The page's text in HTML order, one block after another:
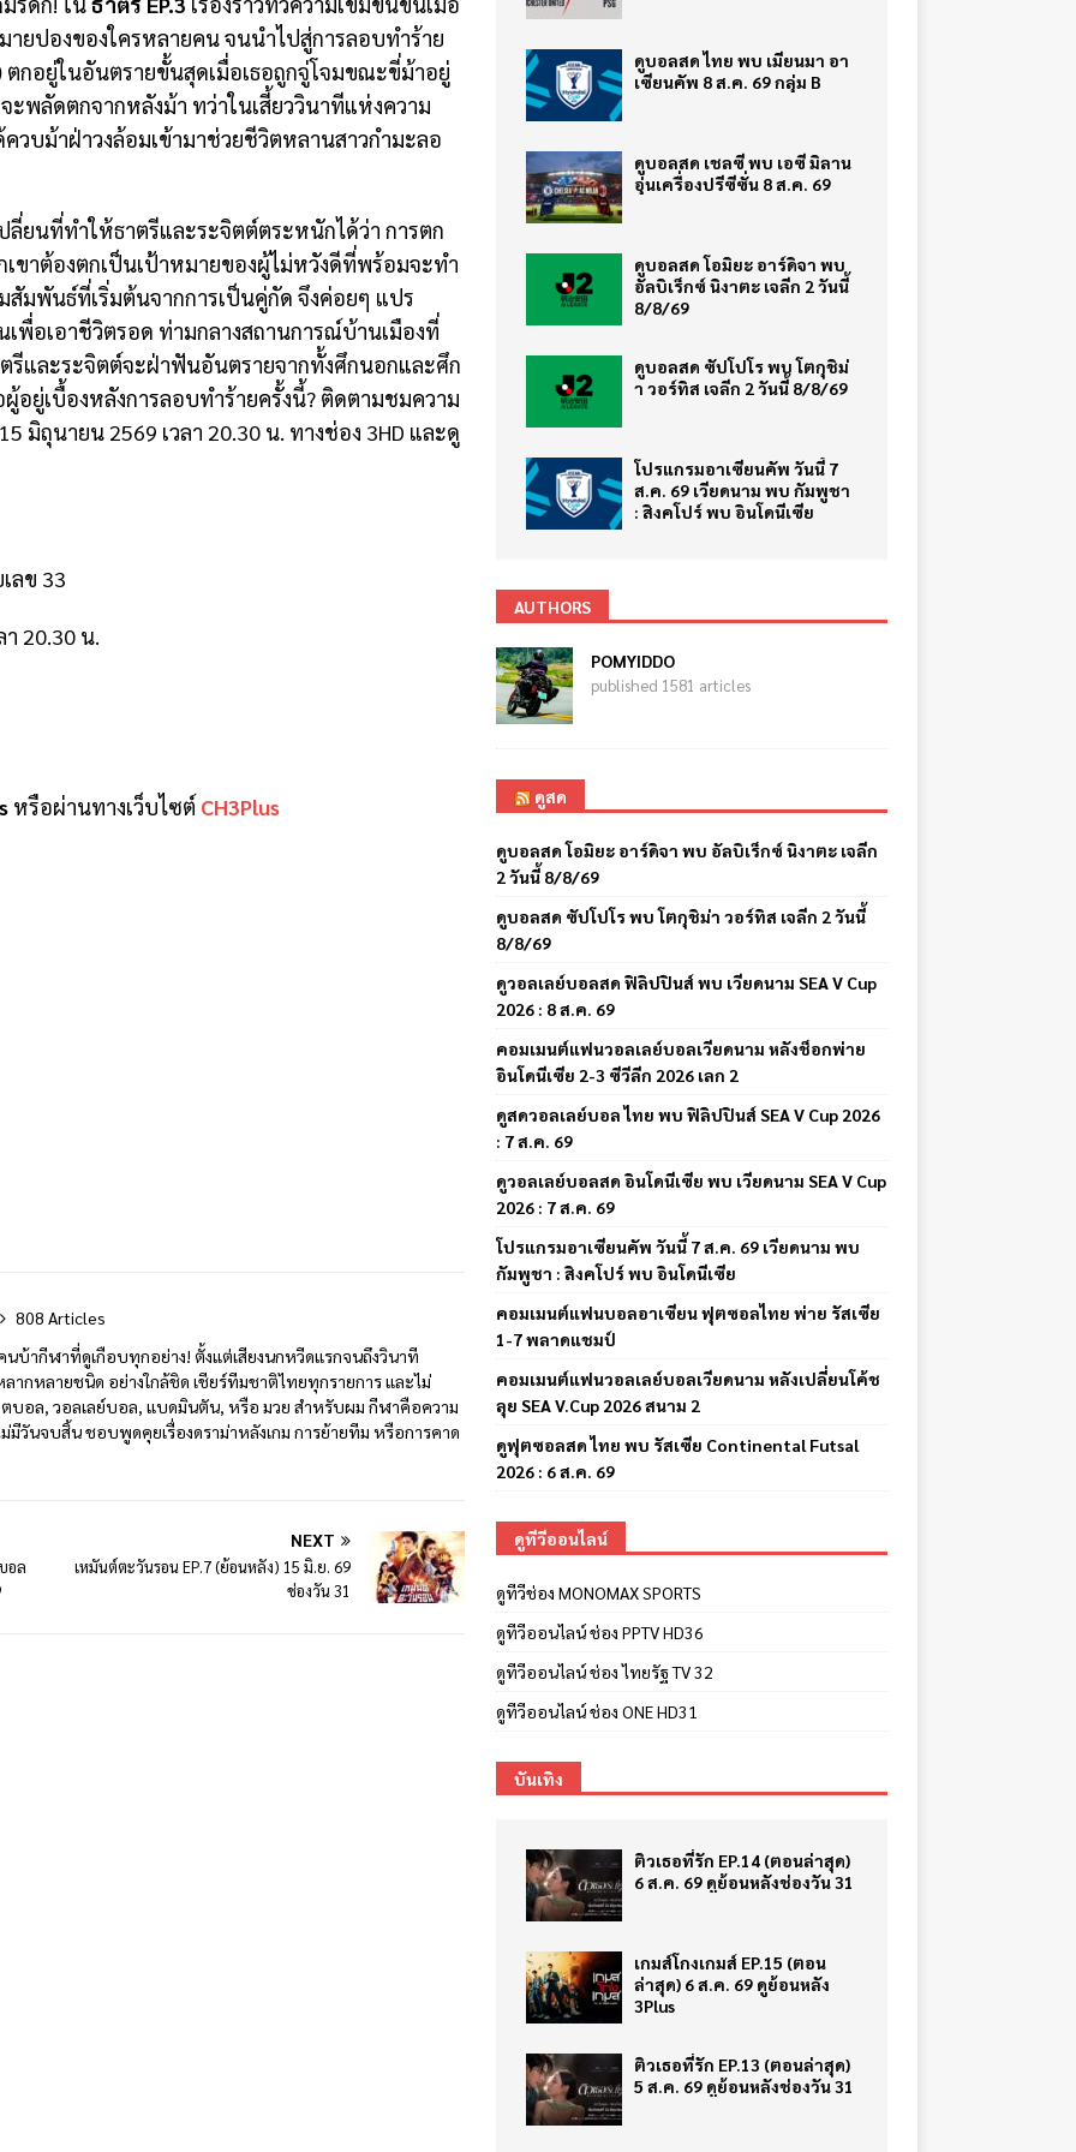
ยปองของใครหลายคน จนนำไปสู่การลอบทำร้าย
ตกอยู่ในอันตรายขั้นสุดเมื่อเธอถูกจู่โจมขณะขี่ม้าอยู่
ะพลัดตกจากหลังม้า ทว่าในเสี้ยววินาทีแห่งความ
วบม้าฝ่าวงล้อมเข้ามาช่วยชีวิตหลานสาวกำมะลอ
ยนที่ทำให้ธาตรีและระจิตต์ตระหนักได้ว่า การตก
ขาต้องตกเป็นเป้าหมายของผู้ไม่หวังดีที่พร้อมจะทำ
มพันธ์ที่เริ่มต้นจากการเป็นคู่กัด จึงค่อยๆ แปร
พื่อเอาชีวิตรอด ท่ามกลางสถานการณ์บ้านเมืองที่
รีและระจิตต์จะฝ่าฟันอันตรายจากทั้งศึกนอกและศึก
อยู่เบื้องหลังการลอบทำร้ายครั้งนี้? ติดตามชมความ
มิถุนายน 2569 เวลา 20.30 น. ทางช่อง 3HD และดู
ลข 33
20.30 น.
หรือผ่านทางเว็บไซต์ CH3Plus
808 Articles
บ้ากีฬาที่ดูเกือบทุกอย่าง! ตั้งแต่เสียงนกหวีดแรกจนถึงวินาที
กหลายชนิด อย่างใกล้ชิด เชียร์ทีมชาติไทยทุกรายการ และไม่
บอล, วอลเลย์บอล, แบดมินตัน, หรือ มวย สำหรับผม กีฬาคือความ
มีวันจบสิ้น ชอบพูดคุยเรื่องดราม่าหลังเกม การย้ายทีม หรือการคาด
อล
NEXT
เหมันต์ตะวันรอน EP.7 (ย้อนหลัง) 15 มิ.ย. 69
ช่องวัน 31
ดูบอลสด ไทย พบ เมียนมา อา
เซียนคัพ 8 ส.ค. 69 กลุ่ม B
ดูบอลสด เชลซี พบ เอซี มิลาน
อุ่นเครื่องปรีซีซั่น 8 ส.ค. 69
ดูบอลสด โอมิยะ อาร์ดิจา พบ
อัลบิเร็กซ์ นิงาตะ เจลีก 2 วันนี้
8/8/69
ดูบอลสด ซัปโปโร พบ โตกุชิม่
า วอร์ทิส เจลีก 2 วันนี้ 8/8/69
โปรแกรมอาเซียนคัพ วันนี้ 7
ส.ค. 69 เวียดนาม พบ กัมพูชา
: สิงคโปร์ พบ อินโดนีเซีย
AUTHORS
POMYIDDO
published 1581 articles
ดูสด
ดูบอลสด โอมิยะ อาร์ดิจา พบ อัลบิเร็กซ์ นิงาตะ เจลีก
2 วันนี้ 8/8/69
ดูบอลสด ซัปโปโร พบ โตกุชิม่า วอร์ทิส เจลีก 2 วันนี้
8/8/69
ดูวอลเลย์บอลสด ฟิลิปปินส์ พบ เวียดนาม SEA V Cup
2026 : 8 ส.ค. 69
คอมเมนต์แฟนวอลเลย์บอลเวียดนาม หลังช็อกพ่าย
อินโดนีเซีย 2-3 ซีวีลีก 2026 เลก 2
ดูสดวอลเลย์บอล ไทย พบ ฟิลิปปินส์ SEA V Cup 2026
: 7 ส.ค. 69
ดูวอลเลย์บอลสด อินโดนีเซีย พบ เวียดนาม SEA V Cup
2026 : 7 ส.ค. 69
โปรแกรมอาเซียนคัพ วันนี้ 7 ส.ค. 69 เวียดนาม พบ
กัมพูชา : สิงคโปร์ พบ อินโดนีเซีย
คอมเมนต์แฟนบอลอาเซียน ฟุตซอลไทย พ่าย รัสเซีย
1-7 พลาดแชมป์
คอมเมนต์แฟนวอลเลย์บอลเวียดนาม หลังเปลี่ยนโค้ช
ลุย SEA V.Cup 2026 สนาม 2
ดูฟุตซอลสด ไทย พบ รัสเซีย Continental Futsal
2026 : 6 ส.ค. 69
ดูทีวีออนไลน์
ดูทีวีช่อง MONOMAX SPORTS
ดูทีวีออนไลน์ ช่อง PPTV HD36
ดูทีวีออนไลน์ ช่อง ไทยรัฐ TV 32
ดูทีวีออนไลน์ ช่อง ONE HD31
บันเทิง
ติวเธอที่รัก EP.14 (ตอนล่าสุด)
6 ส.ค. 69 ดูย้อนหลังช่องวัน 31
เกมส์โกงเกมส์ EP.15 (ตอน
ล่าสุด) 6 ส.ค. 69 ดูย้อนหลัง
3Plus
ติวเธอที่รัก EP.13 (ตอนล่าสุด)
5 ส.ค. 69 ดูย้อนหลังช่องวัน 31